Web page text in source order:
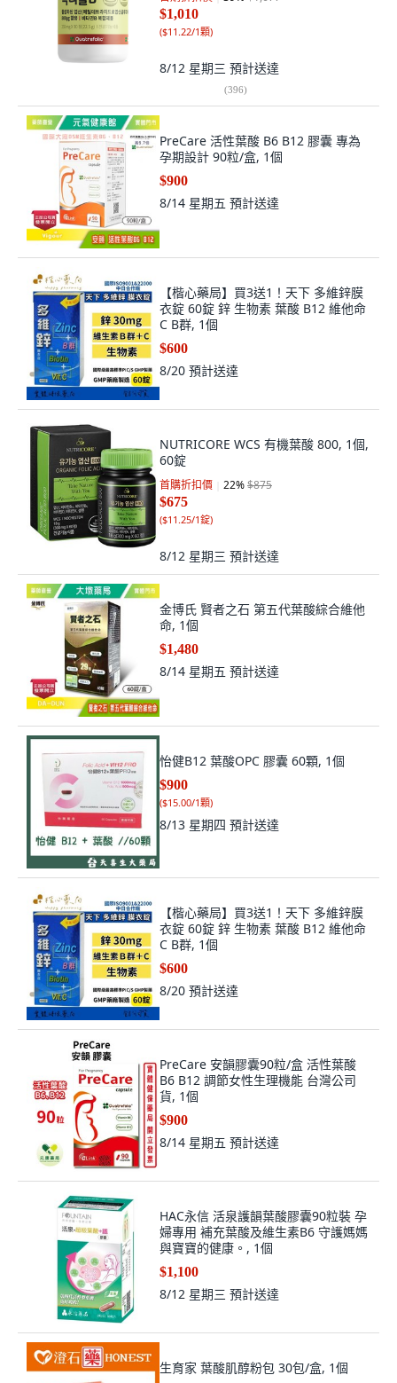
$1,010
($11.22/1顆)
8/12 星期三 預計送達
(396)
PreCare 活性葉酸 B6 B12 膠囊 專為
孕期設計 90粒/盒, 1個
$900
8/14 星期五 預計送達
【楷心藥局】買3送1！天下 多維鋅膜
衣錠 60錠 鋅 生物素 葉酸 B12 維他命
C B群, 1個
$600
8/20 預計送達
NUTRICORE WCS 有機葉酸 800, 1個,
60錠
首購折扣價 22%$875
$675
($11.25/1錠)
8/12 星期三 預計送達
金博氏 賢者之石 第五代葉酸綜合維他
命, 1個
$1,480
8/14 星期五 預計送達
怡健B12 葉酸OPC 膠囊 60顆, 1個
$900
($15.00/1顆)
8/13 星期四 預計送達
【楷心藥局】買3送1！天下 多維鋅膜
衣錠 60錠 鋅 生物素 葉酸 B12 維他命
C B群, 1個
$600
8/20 預計送達
PreCare 安韻膠囊90粒/盒 活性葉酸
B6 B12 調節女性生理機能 台灣公司
貨, 1個
$900
8/14 星期五 預計送達
HAC永信 活泉護韻葉酸膠囊90粒裝 孕
婦專用 補充葉酸及維生素B6 守護媽媽
與寶寶的健康。, 1個
$1,100
8/12 星期三 預計送達
生育家 葉酸肌醇粉包 30包/盒, 1個